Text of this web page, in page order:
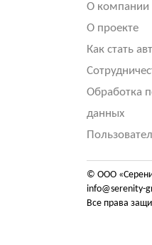
О компании
О проекте
Как стать
Обработка
данных
© ООО
info@serenity-
Все права